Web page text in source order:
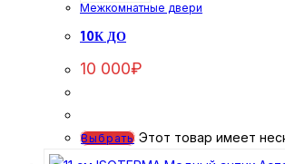
Межкомнатные двери
10К ДО
10 000₽
Выбрать Этот товар имеет